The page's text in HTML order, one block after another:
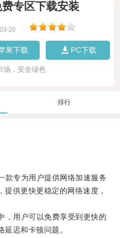
专区下载安装
20
果下载 PC下载
场，安全绿色
排行
专为用户提供网络加速服务
提供更快更稳定的网络速度，
用户可以免费享受到更快的
延迟和卡顿问题。